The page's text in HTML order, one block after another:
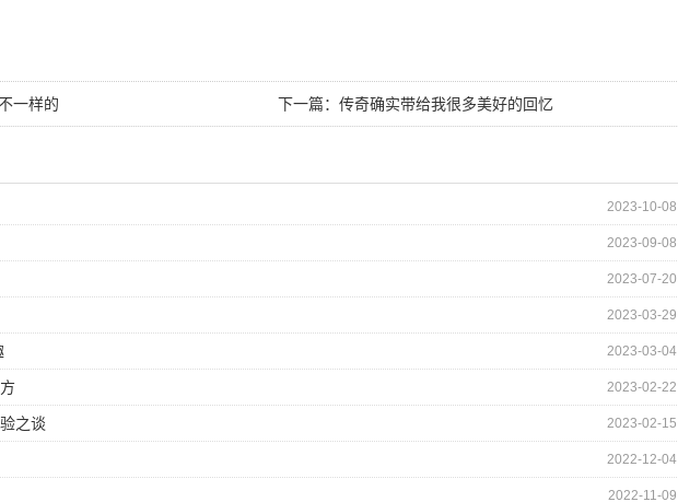
一样的 下一篇：传奇确实带给我很多美好的回忆
2023-10-08
2023-09-08
2023-07-20
2023-03-29
2023-03-04
2023-02-22
2023-02-15
之谈
2022-12-04
2022-11-09